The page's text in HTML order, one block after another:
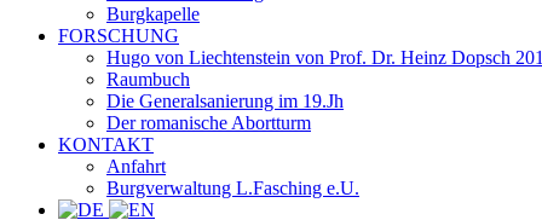
Burgkapelle
FORSCHUNG
Hugo von Liechtenstein von Prof. Dr. Heinz Dopsch
Raumbuch
Die Generalsanierung im 19.Jh
Der romanische Abortturm
KONTAKT
Anfahrt
Burgverwaltung L.Fasching e.U.